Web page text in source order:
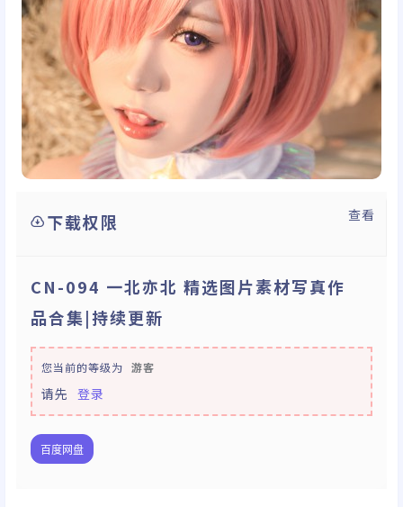
下载权限 查看
CN-094 一北亦北 精选图片素材写真作
品合集|持续更新
您当前的等级为 游客
请先 登录
百度网盘